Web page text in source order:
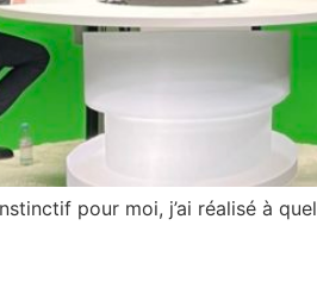
pour moi, j’ai réalisé à